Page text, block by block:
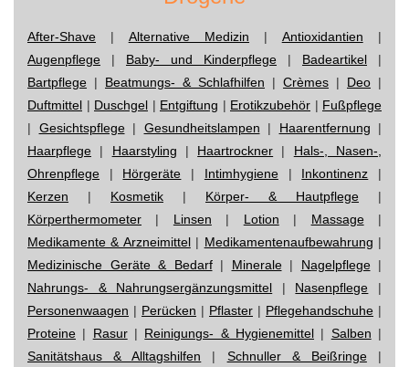
After-Shave | Alternative Medizin | Antioxidantien |
Augenpflege | Baby- und Kinderpflege | Badeartikel |
Bartpflege | Beatmungs- & Schlafhilfen | Crèmes | Deo |
Duftmittel | Duschgel | Entgiftung | Erotikzubehör | Fußpflege
| Gesichtspflege| Gesundheitslampen | Haarentfernung |
Haarpflege | Haarstyling | Haartrockner | Hals-, Nasen-,
Ohrenpflege | Hörgeräte | Intimhygiene| Inkontinenz |
Kerzen | Kosmetik | Körper- & Hautpflege |
Körperthermometer | Linsen | Lotion | Massage|
Medikamente & Arzneimittel| Medikamentenaufbewahrung |
Medizinische Geräte & Bedarf| Minerale| Nagelpflege|
Nahrungs- & Nahrungsergänzungsmittel | Nasenpflege |
Personenwaagen | Perücken | Pflaster | Pflegehandschuhe |
Proteine | Rasur| Reinigungs- & Hygienemittel | Salben |
Sanitätshaus & Alltagshilfen | Schnuller & Beißringe|